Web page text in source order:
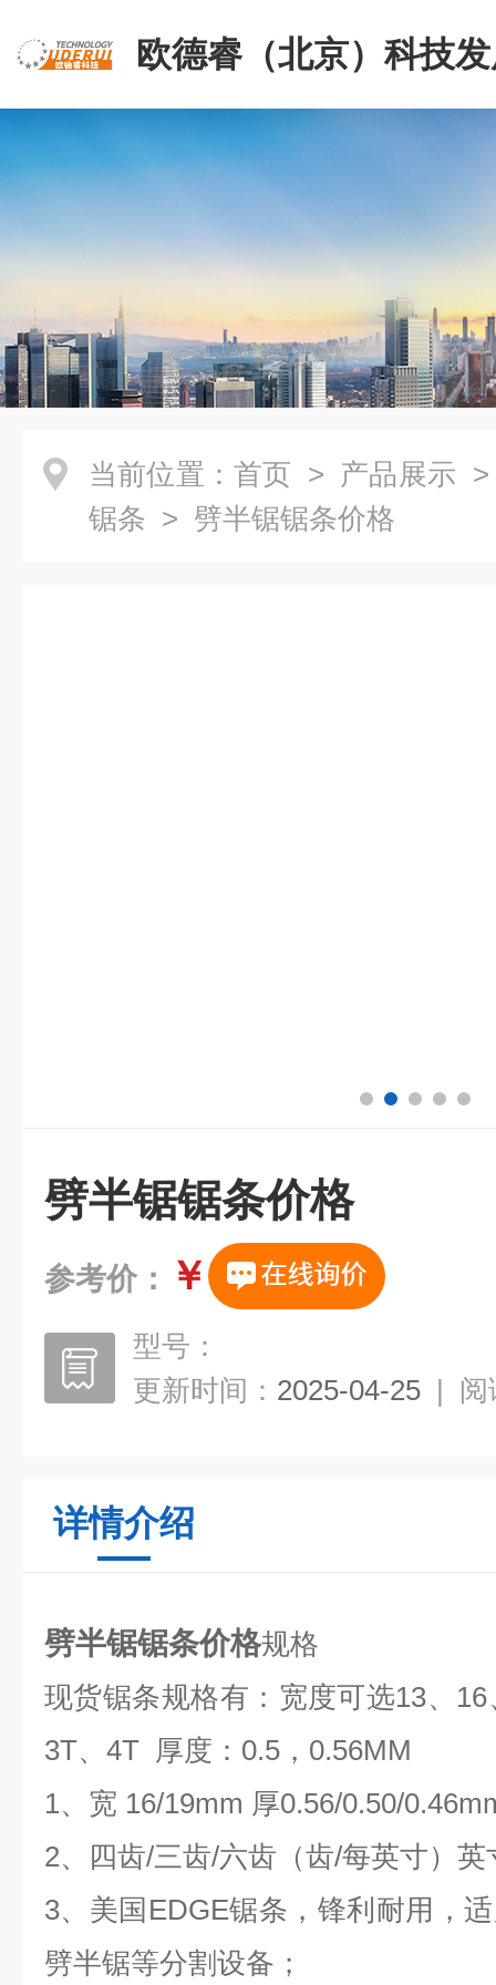
欧德睿（北京）科技
公司
当前位置： 首页 > 产品展示
锯条 > 劈半锯锯条价格
劈半锯锯条价格
参考价： ￥
型号：
更新时间： 2025-04-25 | 阅
详情介绍
劈半锯锯条价格规格
现货锯条规格有：宽度可选13、
3T、4T 厚度：0.5，0.56MM
1、宽 16/19mm 厚0.56/0.50/
2、四齿/三齿/六齿（齿/每英寸）
3、美国EDGE锯条，锋利耐用，
劈半锯等分割设备；